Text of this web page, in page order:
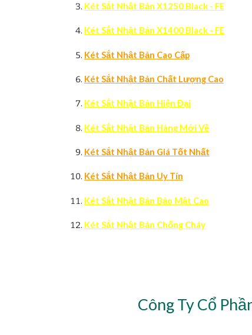
Két Sắt Nhật Bản X1250 Black - FE
Két Sắt Nhật Bản X1400 Black - FE
Két Sắt Nhật Bản Cao Cấp
Két Sắt Nhật Bản Chất Lượng Cao
Két Sắt Nhật Bản Hiện Đại
Két Sắt Nhật Bản Hàng Mới Về
Két Sắt Nhật Bản Giá Tốt Nhất
Két Sắt Nhật Bản Uy Tín
Két Sắt Nhật Bản Bảo Mật Cao
Két Sắt Nhật Bản Chống Cháy
Công Ty Cổ